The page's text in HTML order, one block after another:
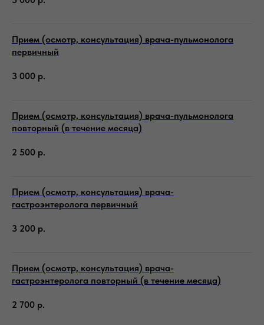
Прием (осмотр, консультация) врача-пульмонолога
первичный
3 000 р.
Прием (осмотр, консультация) врача-пульмонолога
повторный (в течение месяца)
2 500 р.
Прием (осмотр, консультация) врача-
гастроэнтеролога первичный
3 200 р.
Прием (осмотр, консультация) врача-
гастроэнтеролога повторный (в течение месяца)
2 700 р.